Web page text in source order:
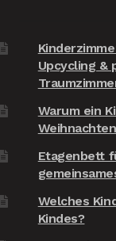
Upcycling &
Warum ein
Etagenbett
Welches
Kindes?